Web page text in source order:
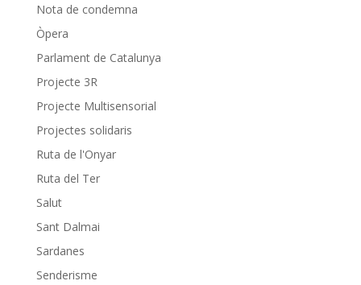
Nota de condemna
Òpera
Parlament de Catalunya
Projecte 3R
Projecte Multisensorial
Projectes solidaris
Ruta de l'Onyar
Ruta del Ter
Salut
Sant Dalmai
Sardanes
Senderisme